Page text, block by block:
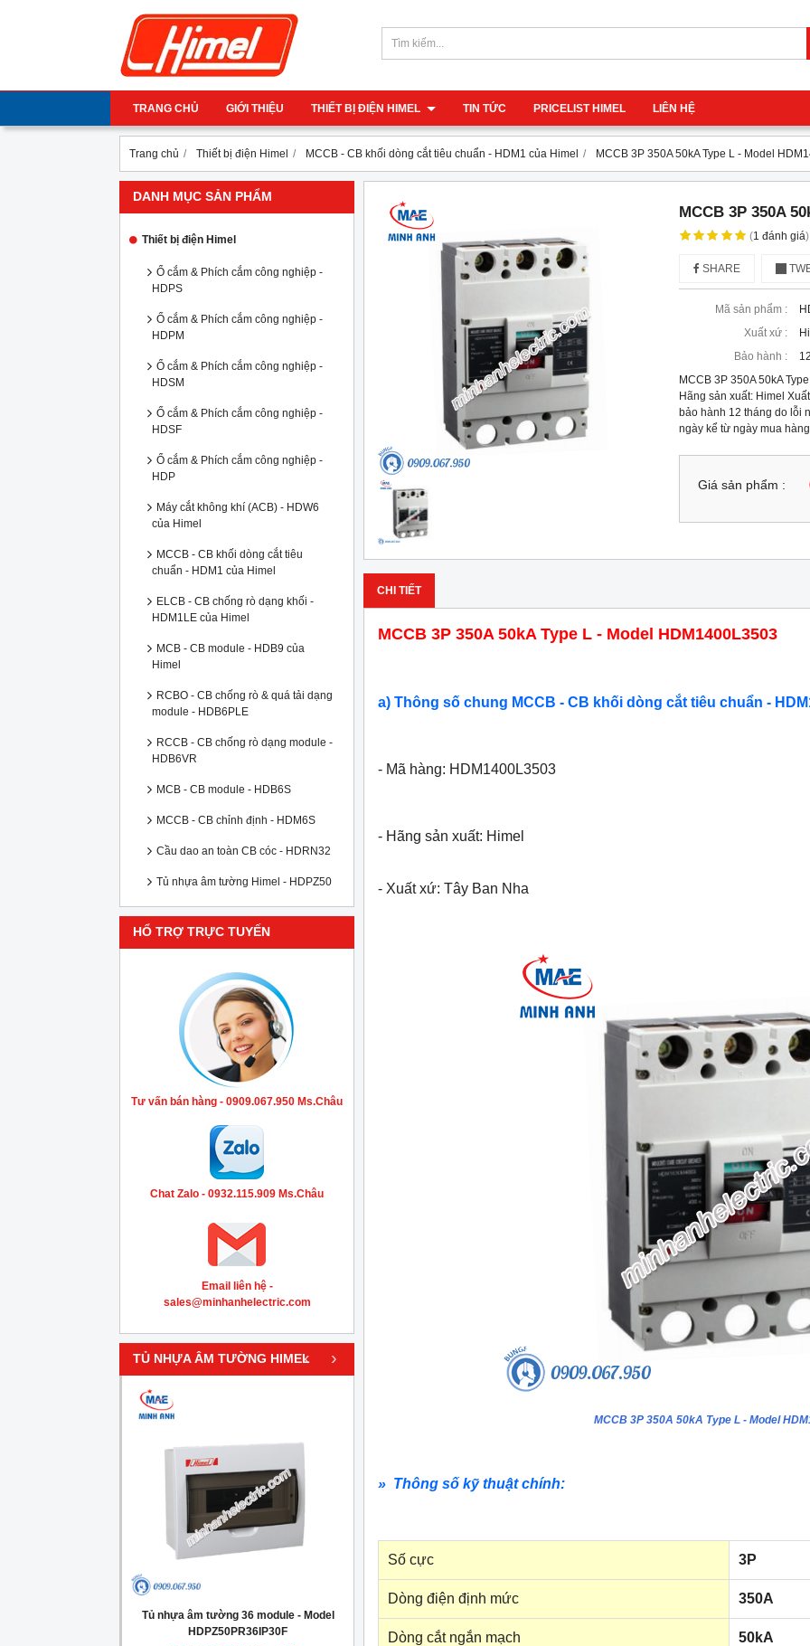
TRANG CHỦ GIỚI THIỆU THIẾT BỊ ĐIỆN HIMEL TIN TỨC PRICELIST HIMEL LIÊN HỆ
Trang chủ Thiết bị điện Himel MCCB - CB khối dòng cắt tiêu chuẩn - HDM1 của Himel MCCB 3P 350A 50kA Type L - Model
DANH MỤC SẢN PHẨM
Thiết bị điện Himel
Ổ cắm & Phích cắm công nghiệp -
HDPS
Ổ cắm & Phích cắm công nghiệp -
HDPM
Ổ cắm & Phích cắm công nghiệp -
HDSM
Ổ cắm & Phích cắm công nghiệp -
HDSF
Ổ cắm & Phích cắm công nghiệp -
HDP
Máy cắt không khí (ACB) - HDW6
của Himel
MCCB - CB khối dòng cắt tiêu
chuẩn - HDM1 của Himel
ELCB - CB chống rò dạng khối -
HDM1LE của Himel
MCB - CB module - HDB9 của
Himel
RCBO - CB chống rò & quá tải dạng
module - HDB6PLE
RCCB - CB chống rò dạng module -
HDB6VR
MCB - CB module - HDB6S
MCCB - CB chỉnh định - HDM6S
Cầu dao an toàn CB cóc - HDRN32
Tủ nhựa âm tường Himel - HDPZ50
HỔ TRỢ TRỰC TUYẾN
Tư vấn bán hàng - 0909.067.950 Ms.Châu
Chat Zalo - 0932.115.909 Ms.Châu
Email liên hệ -
sales@minhanhelectric.com
TỦ NHỰA ÂM TƯỜNG HIMEL
Tủ nhựa âm tường 36 module - Model
HDPZ50PR36IP30F
Tủ nhựa âm tường 24 module - Model
HDPZ50PR24IP30F
Tủ nhựa âm tường 18 module - Model
HDPZ50PR18IP30F
‹ ›
MCCB 3P 350A
(1đánh giá)
SHARE
Mã sản phẩm :
Xuất xứ :
Bảo hành :
MCCB 3P 350A 50kA
Hãng sản xuất: Himel
bảo hành 12 tháng do lỗi
ngày kể từ ngày mua
Giá sản phẩm :
CHI TIẾT
MCCB 3P 350A 50kA Type L - Model HDM1400L3503
a) Thông số chung MCCB - CB khối dòng cắt tiêu chuẩn -
- Mã hàng: HDM1400L3503
- Hãng sản xuất: Himel
- Xuất xứ: Tây Ban Nha
MCCB 3P 350A 50kA Type L - Model
» Thông số kỹ thuật chính:
Số cực 3P
Dòng điện định mức 350A
Dòng cắt ngắn mạch 50kA